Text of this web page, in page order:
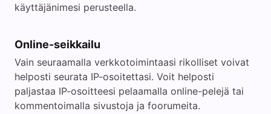
käyttäjänimesi perusteella.
Online-seikkailu
Vain seuraamalla verkkotoimintaasi rikolliset voivat
helposti seurata IP-osoitettasi. Voit helposti
paljastaa IP-osoitteesi pelaamalla online-pelejä tai
kommentoimalla sivustoja ja foorumeita.